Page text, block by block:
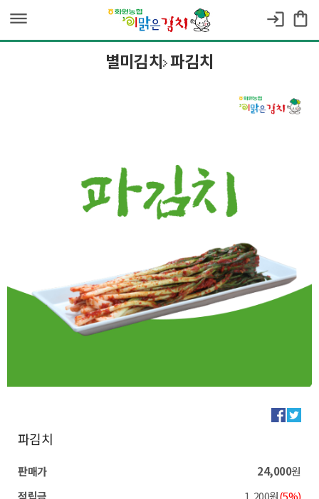
dehaze login shopping_bag
별미김치 파김치
파김치
판매가 24,000원